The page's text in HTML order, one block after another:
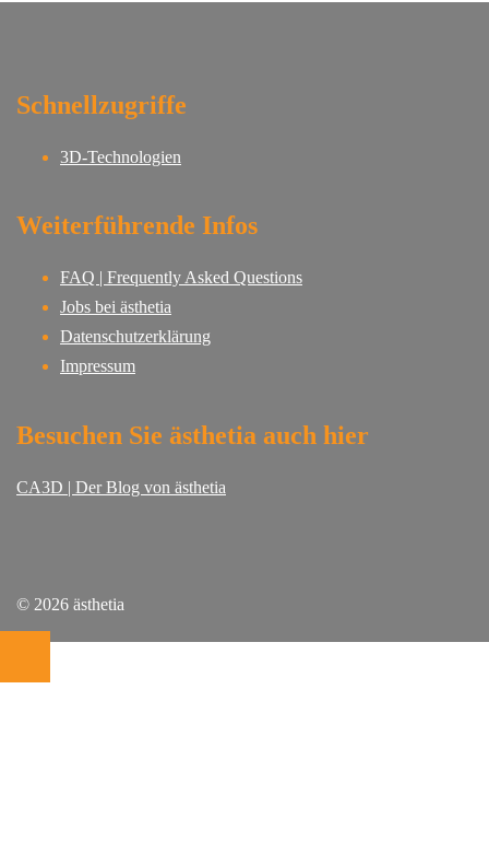
Schnellzugriffe
3D-Technologien
Weiterführende Infos
FAQ | Frequently Asked Questions
Jobs bei ästhetia
Datenschutzerklärung
Impressum
Besuchen Sie ästhetia auch hier
CA3D | Der Blog von ästhetia
© 2026 ästhetia